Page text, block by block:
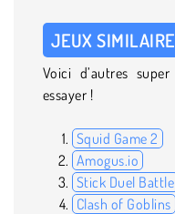
JEUX
Voici d’autres
essayer !
Squid Game 2
Amogus.io
Stick Duel Battle
Clash of Goblins